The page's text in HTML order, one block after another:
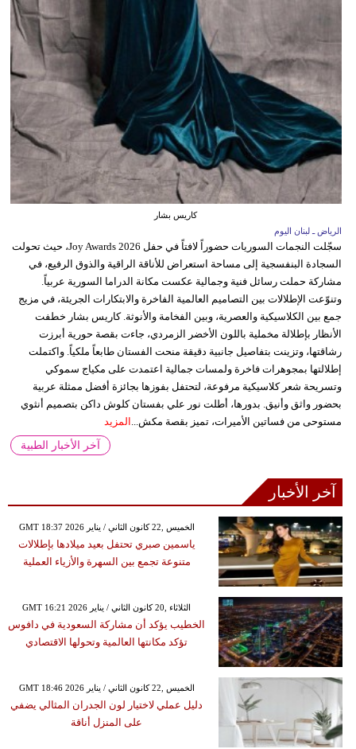
كاريس بشار
الرياض ـ لبنان اليوم
سجّلت النجمات السوريات حضوراً لافتاً في حفل Joy Awards 2026، حيث تحولت
السجادة البنفسجية إلى مساحة استعراض للأناقة الراقية والذوق الرفيع، في
مشاركة حملت رسائل فنية وجمالية عكست مكانة الدراما السورية عربياً.
وتنوّعت الإطلالات بين التصاميم العالمية الفاخرة والابتكارات الجريئة، في مزيج
جمع بين الكلاسيكية والعصرية، وبين الفخامة والأنوثة. كاريس بشار خطفت
الأنظار بإطلالة مخملية باللون الأخضر الزمردي، جاءت بقصة حورية أبرزت
رشاقتها، وتزينت بتفاصيل جانبية دقيقة منحت الفستان طابعاً ملكياً. واكتملت
إطلالتها بمجوهرات فاخرة ولمسات جمالية اعتمدت على مكياج سموكي
وتسريحة شعر كلاسيكية مرفوعة، لتحتفل بفوزها بجائزة أفضل ممثلة عربية
بحضور واثق وأنيق. بدورها، أطلت نور علي بفستان كلوش داكن بتصميم أنثوي
مستوحى من فساتين الأميرات، تميز بقصة مكش... المزيد
آخر الأخبار الطبية
آخر الأخبار
GMT 18:37 2026 الخميس ,22 كانون الثاني / يناير
ياسمين صبري تحتفل بعيد ميلادها بإطلالات
متنوعة تجمع بين السهرة والأزياء العملية
GMT 16:21 2026 الثلاثاء ,20 كانون الثاني / يناير
الخطيب يؤكد أن مشاركة السعودية في دافوس
تؤكد مكانتها العالمية وتحولها الاقتصادي
GMT 18:46 2026 الخميس ,22 كانون الثاني / يناير
دليل عملي لاختيار لون الجدران المثالي يضفي
على المنزل أناقة